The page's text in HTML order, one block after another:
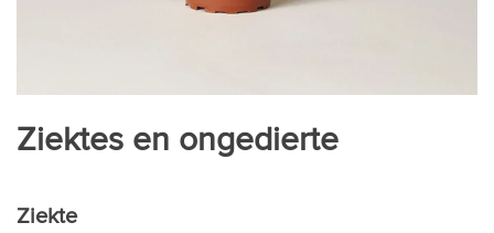
Ziektes en ongedierte
Ziekte